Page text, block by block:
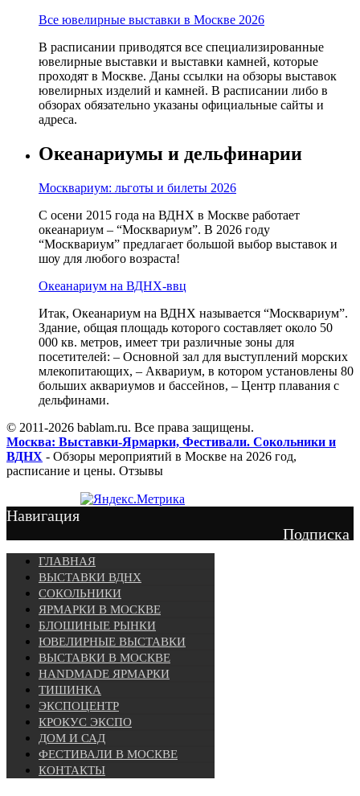
Все ювелирные выставки в Москве 2026
В расписании приводятся все специализированные
ювелирные выставки и выставки камней, которые
проходят в Москве. Даны ссылки на обзоры выставок
ювелирных изделий и камней. В расписании либо в
обзорах обязательно указаны официальные сайты и
адреса.
Океанариумы и дельфинарии
Москвариум: льготы и билеты 2026
С осени 2015 года на ВДНХ в Москве работает
океанариум – “Москвариум”. В 2026 году
“Москвариум” предлагает большой выбор выставок и
шоу для любого возраста!
Океанариум на ВДНХ-ввц
Итак, Океанариум на ВДНХ называется “Москвариум”.
Здание, общая площадь которого составляет около 50
000 кв. метров, имеет три различные зоны для
посетителей: – Основной зал для выступлений морских
млекопитающих, – Аквариум, в котором установлены 80
больших аквариумов и бассейнов, – Центр плавания с
дельфинами.
© 2011-2026 bablam.ru. Все права защищены.
Москва: Выставки-Ярмарки, Фестивали. Сокольники и
ВДНХ - Обзоры мероприятий в Москве на 2026 год,
расписание и цены. Отзывы
Навигация
Подписка
ГЛАВНАЯ
ВЫСТАВКИ ВДНХ
СОКОЛЬНИКИ
ЯРМАРКИ В МОСКВЕ
БЛОШИНЫЕ РЫНКИ
ЮВЕЛИРНЫЕ ВЫСТАВКИ
ВЫСТАВКИ В МОСКВЕ
HANDMADE ЯРМАРКИ
ТИШИНКА
ЭКСПОЦЕНТР
КРОКУС ЭКСПО
ДОМ И САД
ФЕСТИВАЛИ В МОСКВЕ
КОНТАКТЫ